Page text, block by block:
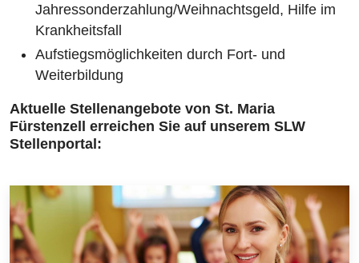
Jahressonderzahlung/Weihnachtsgeld, Hilfe im
Krankheitsfall
Aufstiegsmöglichkeiten durch Fort- und
Weiterbildung
Aktuelle Stellenangebote von St. Maria
Fürstenzell erreichen Sie auf unserem SLW
Stellenportal: